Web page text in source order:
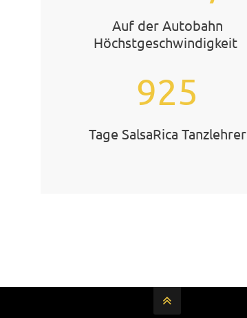
Auf der Autobahn
Höchstgeschwindigkeit
925
Tage SalsaRica Tanzlehrer